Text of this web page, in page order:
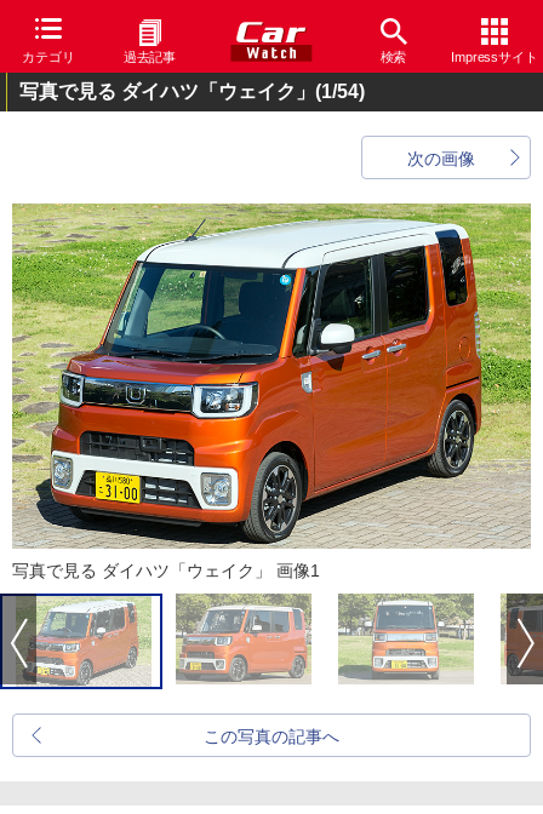
カテゴリ 過去記事 検索 Impressサイト
写真で見る ダイハツ「ウェイク」 (1/54)
次の画像
写真で見る ダイハツ「ウェイク」 画像1
この写真の記事へ